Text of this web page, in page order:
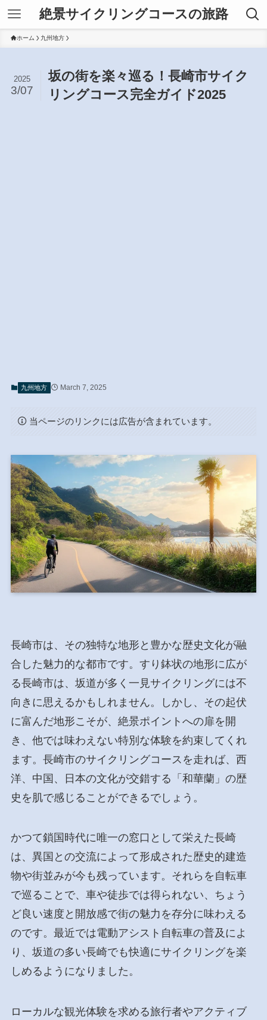
絶景サイクリングコースの旅路
ホーム 九州地方
坂の街を楽々巡る！長崎市サイク
リングコース完全ガイド2025
2025
3/07
九州地方 March 7, 2025
当ページのリンクには広告が含まれています。
長崎市は、その独特な地形と豊かな歴史文化が融
合した魅力的な都市です。すり鉢状の地形に広が
る長崎市は、坂道が多く一見サイクリングには不
向きに思えるかもしれません。しかし、その起伏
に富んだ地形こそが、絶景ポイントへの扉を開
き、他では味わえない特別な体験を約束してくれ
ます。長崎市のサイクリングコースを走れば、西
洋、中国、日本の文化が交錯する「和華蘭」の歴
史を肌で感じることができるでしょう。
かつて鎖国時代に唯一の窓口として栄えた長崎
は、異国との交流によって形成された歴史的建造
物や街並みが今も残っています。それらを自転車
で巡ることで、車や徒歩では得られない、ちょう
ど良い速度と開放感で街の魅力を存分に味わえる
のです。最近では電動アシスト自転車の普及によ
り、坂道の多い長崎でも快適にサイクリングを楽
しめるようになりました。
ローカルな観光体験を求める旅行者やアクティブ